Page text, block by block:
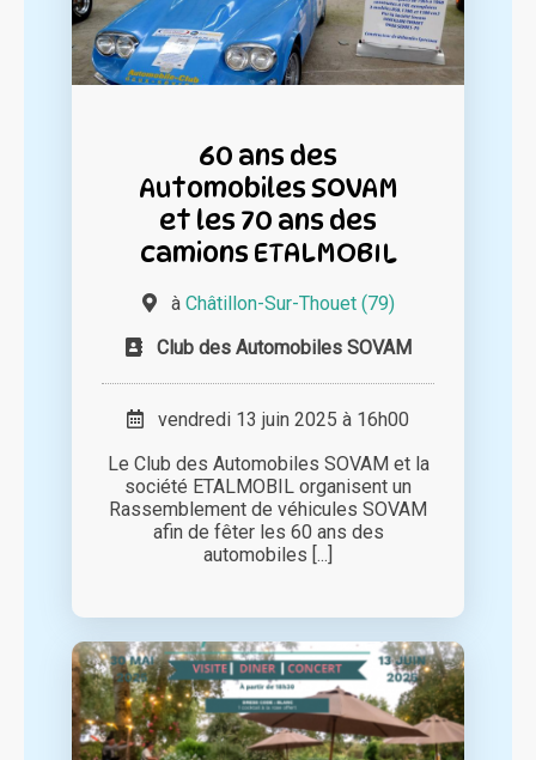
60 ans des
Automobiles SOVAM
et les 70 ans des
camions ETALMOBIL
à Châtillon-Sur-Thouet (79)
Club des Automobiles SOVAM
vendredi 13 juin 2025 à 16h00
Le Club des Automobiles SOVAM et la
société ETALMOBIL organisent un
Rassemblement de véhicules SOVAM
afin de fêter les 60 ans des
automobiles [...]